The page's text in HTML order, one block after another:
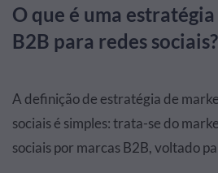
O que é uma
B2B para redes sociais?
A definição de estratégia de
sociais é simples: trata-se do
sociais por marcas B2B, voltado